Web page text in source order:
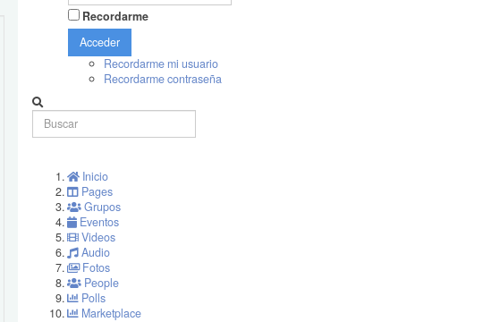
Recordarme
Acceder
Recordarme mi usuario
Recordarme contraseña
Inicio
Pages
Grupos
Eventos
Videos
Audio
Fotos
People
Polls
Marketplace